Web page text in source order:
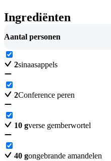
Ingrediënten
Aantal personen
2sinaasappels
2Conference peren
10 gverse gemberwortel
40 gongebrande amandelen